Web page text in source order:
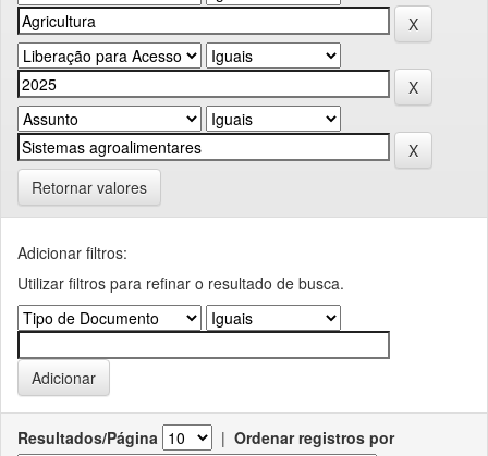
Retornar valores
Adicionar filtros:
Utilizar filtros para refinar o resultado de busca.
Resultados/Página | Ordenar registros por